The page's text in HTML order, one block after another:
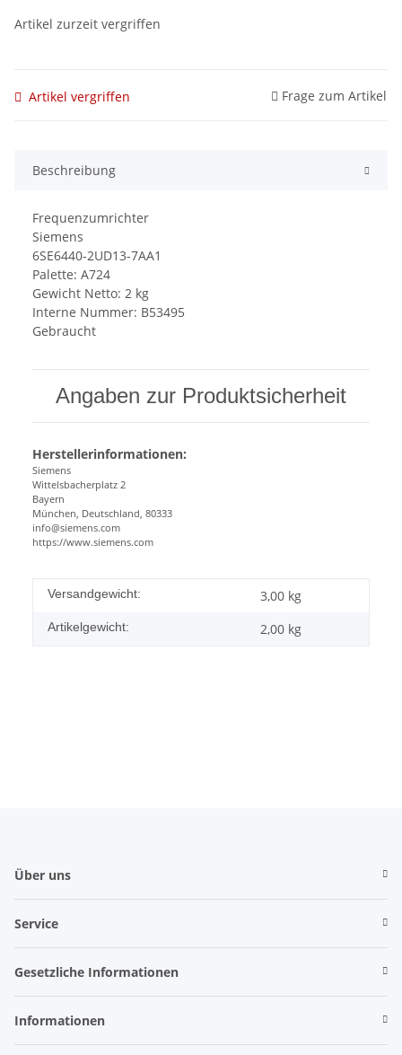
Artikel zurzeit vergriffen
Artikel vergriffen Frage zum Artikel
Beschreibung
Frequenzumrichter
Siemens
6SE6440-2UD13-7AA1
Palette: A724
Gewicht Netto: 2 kg
Interne Nummer: B53495
Gebraucht
Angaben zur Produktsicherheit
Herstellerinformationen:
Siemens
Wittelsbacherplatz 2
Bayern
München, Deutschland, 80333
info@siemens.com
https://www.siemens.com
Versandgewicht: 3,00 kg
Artikelgewicht: 2,00 kg
Über uns
Service
Gesetzliche Informationen
Informationen